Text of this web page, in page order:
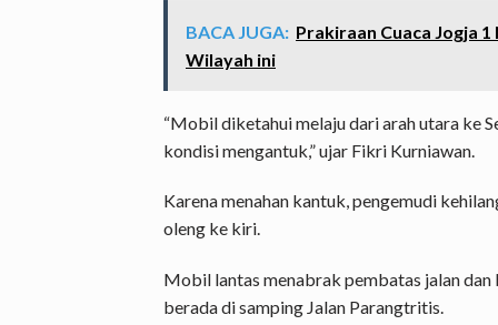
BACA JUGA: Prakiraan Cuaca Jogja
Wilayah ini
“Mobil diketahui melaju dari arah utara ke
kondisi mengantuk,” ujar Fikri Kurniawan.
Karena menahan kantuk, pengemudi
oleng ke kiri.
Mobil lantas menabrak pembatas jalan
berada di samping Jalan Parangtritis.